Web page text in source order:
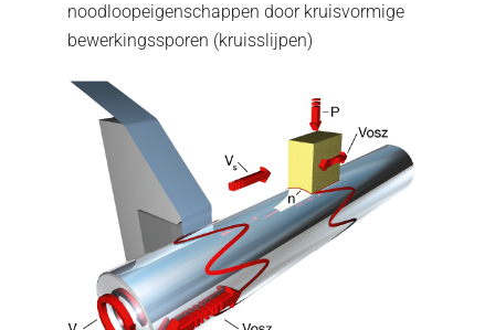
noodloopeigenschappen door kruisvormige
bewerkingssporen (kruisslijpen)